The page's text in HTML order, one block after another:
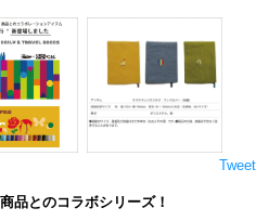
Tweet
品とのコラボシリーズ！